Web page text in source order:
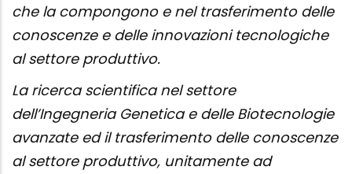
che la compongono e nel trasferimento delle
conoscenze e delle innovazioni tecnologiche
al settore produttivo.
La ricerca scientifica nel settore
dell’Ingegneria Genetica e delle Biotecnologie
avanzate ed il trasferimento delle conoscenze
al settore produttivo, unitamente ad